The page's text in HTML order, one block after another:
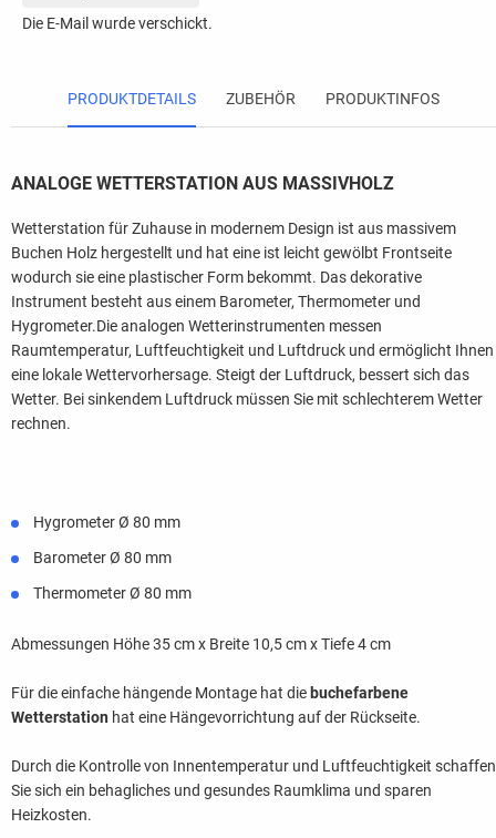
Die E-Mail wurde verschickt.
PRODUKTDETAILS ZUBEHÖR PRODUKTINFOS
ANALOGE WETTERSTATION AUS MASSIVHOLZ
Wetterstation für Zuhause in modernem Design ist aus massivem
Buchen Holz hergestellt und hat eine ist leicht gewölbt Frontseite
wodurch sie eine plastischer Form bekommt. Das dekorative
Instrument besteht aus einem Barometer, Thermometer und
Hygrometer.Die analogen Wetterinstrumenten messen
Raumtemperatur, Luftfeuchtigkeit und Luftdruck und ermöglicht Ihnen
eine lokale Wettervorhersage. Steigt der Luftdruck, bessert sich das
Wetter. Bei sinkendem Luftdruck müssen Sie mit schlechterem Wetter
rechnen.
Hygrometer Ø 80 mm
Barometer Ø 80 mm
Thermometer Ø 80 mm
Abmessungen Höhe 35 cm x Breite 10,5 cm x Tiefe 4 cm
Für die einfache hängende Montage hat die buchefarbene
Wetterstation hat eine Hängevorrichtung auf der Rückseite.
Durch die Kontrolle von Innentemperatur und Luftfeuchtigkeit schaffen
Sie sich ein behagliches und gesundes Raumklima und sparen
Heizkosten.